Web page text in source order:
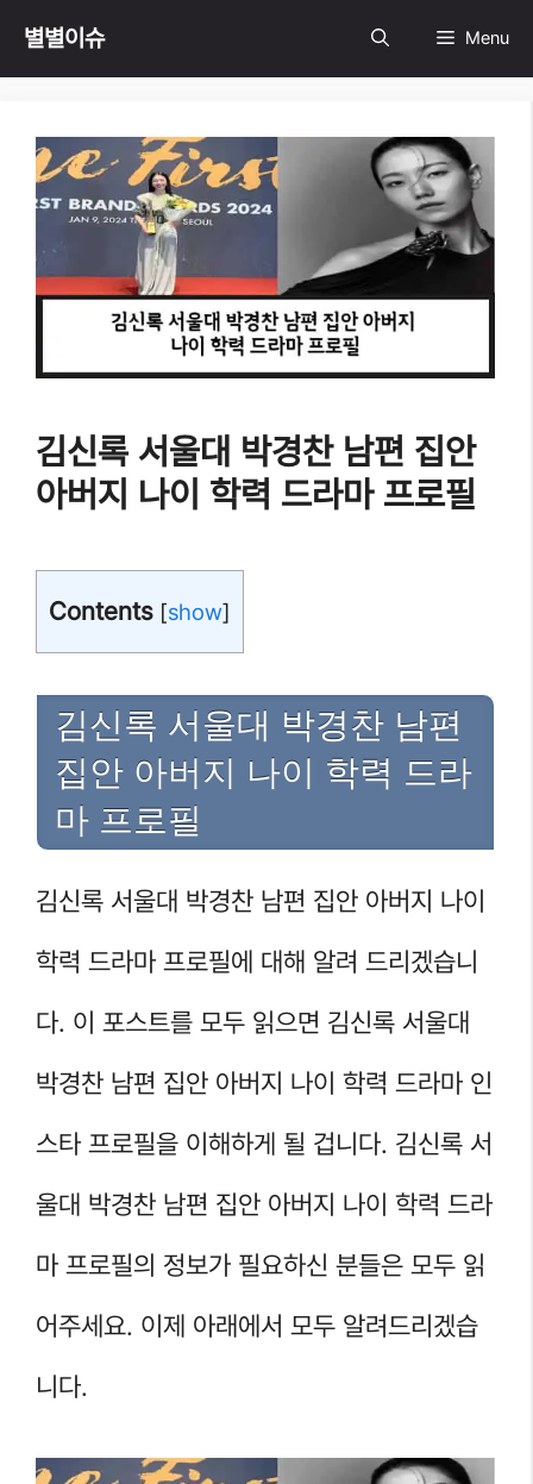
Skip
content
별별이슈 Menu
김신록 서울대 박경찬 남편 집안
아버지 나이 학력 드라마 프로필
Contents [show]
김신록 서울대 박경찬 남편
집안 아버지 나이 학력 드라
마 프로필
김신록 서울대 박경찬 남편 집안 아버지 나이
학력 드라마 프로필에 대해 알려 드리겠습니
다. 이 포스트를 모두 읽으면 김신록 서울대
박경찬 남편 집안 아버지 나이 학력 드라마 인
스타 프로필을 이해하게 될 겁니다. 김신록 서
울대 박경찬 남편 집안 아버지 나이 학력 드라
마 프로필의 정보가 필요하신 분들은 모두 읽
어주세요. 이제 아래에서 모두 알려드리겠습
니다.